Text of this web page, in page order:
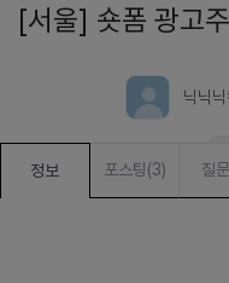
리
이
[서울] 숏폼 광고
닉닉닉
정보 포스팅(3) 질문